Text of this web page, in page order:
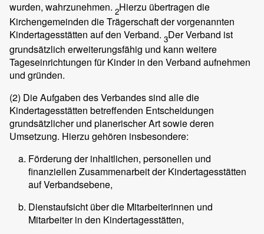
wurden, wahrzunehmen. 2Hierzu übertragen die
Kirchengemeinden die Trägerschaft der vorgenannten
Kindertagesstätten auf den Verband. 3Der Verband ist
grundsätzlich erweiterungsfähig und kann weitere
Tageseinrichtungen für Kinder in den Verband aufnehmen
und gründen.
(2) Die Aufgaben des Verbandes sind alle die
Kindertagesstätten betreffenden Entscheidungen
grundsätzlicher und planerischer Art sowie deren
Umsetzung. Hierzu gehören insbesondere:
Förderung der inhaltlichen, personellen und
finanziellen Zusammenarbeit der Kindertagesstätten
auf Verbandsebene,
Dienstaufsicht über die Mitarbeiterinnen und
Mitarbeiter in den Kindertagesstätten,